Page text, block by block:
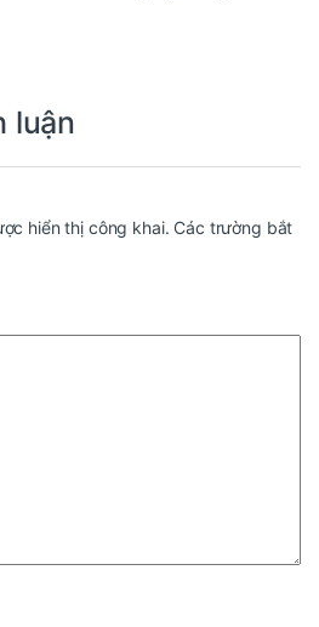
luận
hiển thị công khai. Các trường bắt